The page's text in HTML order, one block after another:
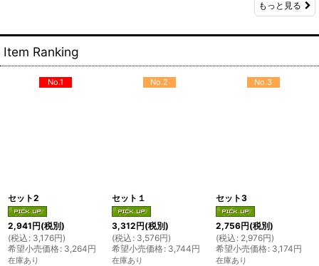
もっと見る
Item Ranking
No.1
セット2
2,941円(税別)
(税込 : 3,176円)
希望小売価格: 3,264円
在庫あり
No.2
セット１
3,312円(税別)
(税込 : 3,576円)
希望小売価格: 3,744円
在庫あり
No.3
セット3
2,756円(税別)
(税込 : 2,976円)
希望小売価格: 3,174円
在庫あり